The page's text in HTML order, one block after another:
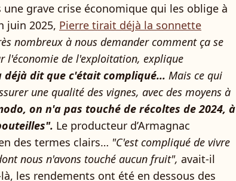
grave crise économique qui les oblige à
juin 2025, Pierre tirait déjà la sonnette
nombreux à nous demander comment ça se
l'économie de l'exploitation, explique
déjà dit que c'était compliqué... Mais ce qui
une qualité des vignes, avec des moyens à
on n'a pas touché de récoltes de 2024, à
Le producteur d’Armagnac
des termes clairs… "C'est compliqué de vivre
nous n'avons touché aucun fruit", avait-il
les rendements ont été en dessous des